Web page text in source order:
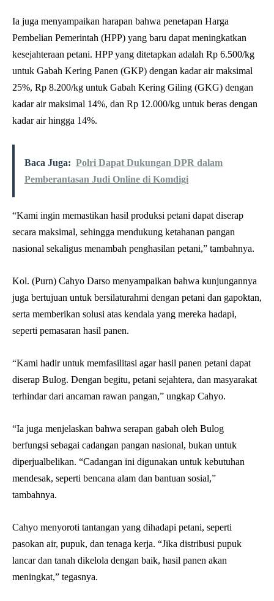
Ia juga menyampaikan harapan bahwa penetapan Harga
Pembelian Pemerintah (HPP) yang baru dapat meningkatkan
kesejahteraan petani. HPP yang ditetapkan adalah Rp 6.500/kg
untuk Gabah Kering Panen (GKP) dengan kadar air maksimal
25%, Rp 8.200/kg untuk Gabah Kering Giling (GKG) dengan
kadar air maksimal 14%, dan Rp 12.000/kg untuk beras dengan
kadar air hingga 14%.
Baca Juga: Polri Dapat Dukungan DPR dalam
Pemberantasan Judi Online di Komdigi
“Kami ingin memastikan hasil produksi petani dapat diserap
secara maksimal, sehingga mendukung ketahanan pangan
nasional sekaligus menambah penghasilan petani,” tambahnya.
Kol. (Purn) Cahyo Darso menyampaikan bahwa kunjungannya
juga bertujuan untuk bersilaturahmi dengan petani dan gapoktan,
serta memberikan solusi atas kendala yang mereka hadapi,
seperti pemasaran hasil panen.
“Kami hadir untuk memfasilitasi agar hasil panen petani dapat
diserap Bulog. Dengan begitu, petani sejahtera, dan masyarakat
terhindar dari ancaman rawan pangan,” ungkap Cahyo.
“Ia juga menjelaskan bahwa serapan gabah oleh Bulog
berfungsi sebagai cadangan pangan nasional, bukan untuk
diperjualbelikan. “Cadangan ini digunakan untuk kebutuhan
mendesak, seperti bencana alam dan bantuan sosial,”
tambahnya.
Cahyo menyoroti tantangan yang dihadapi petani, seperti
pasokan air, pupuk, dan tenaga kerja. “Jika distribusi pupuk
lancar dan tanah dikelola dengan baik, hasil panen akan
meningkat,” tegasnya.